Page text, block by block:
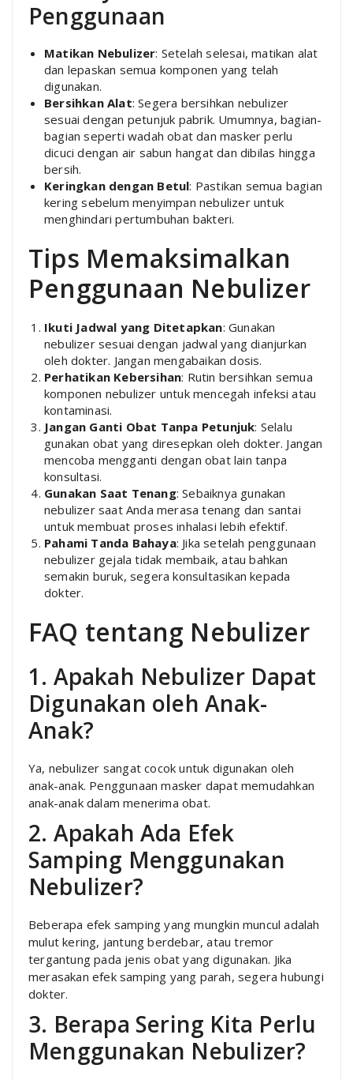
Penggunaan
Matikan Nebulizer: Setelah selesai, matikan alat
dan lepaskan semua komponen yang telah
digunakan.
Bersihkan Alat: Segera bersihkan nebulizer
sesuai dengan petunjuk pabrik. Umumnya, bagian-
bagian seperti wadah obat dan masker perlu
dicuci dengan air sabun hangat dan dibilas hingga
bersih.
Keringkan dengan Betul: Pastikan semua bagian
kering sebelum menyimpan nebulizer untuk
menghindari pertumbuhan bakteri.
Tips Memaksimalkan
Penggunaan Nebulizer
Ikuti Jadwal yang Ditetapkan: Gunakan
nebulizer sesuai dengan jadwal yang dianjurkan
oleh dokter. Jangan mengabaikan dosis.
Perhatikan Kebersihan: Rutin bersihkan semua
komponen nebulizer untuk mencegah infeksi atau
kontaminasi.
Jangan Ganti Obat Tanpa Petunjuk: Selalu
gunakan obat yang diresepkan oleh dokter. Jangan
mencoba mengganti dengan obat lain tanpa
konsultasi.
Gunakan Saat Tenang: Sebaiknya gunakan
nebulizer saat Anda merasa tenang dan santai
untuk membuat proses inhalasi lebih efektif.
Pahami Tanda Bahaya: Jika setelah penggunaan
nebulizer gejala tidak membaik, atau bahkan
semakin buruk, segera konsultasikan kepada
dokter.
FAQ tentang Nebulizer
1. Apakah Nebulizer Dapat
Digunakan oleh Anak-
Anak?
Ya, nebulizer sangat cocok untuk digunakan oleh
anak-anak. Penggunaan masker dapat memudahkan
anak-anak dalam menerima obat.
2. Apakah Ada Efek
Samping Menggunakan
Nebulizer?
Beberapa efek samping yang mungkin muncul adalah
mulut kering, jantung berdebar, atau tremor
tergantung pada jenis obat yang digunakan. Jika
merasakan efek samping yang parah, segera hubungi
dokter.
3. Berapa Sering Kita Perlu
Menggunakan Nebulizer?